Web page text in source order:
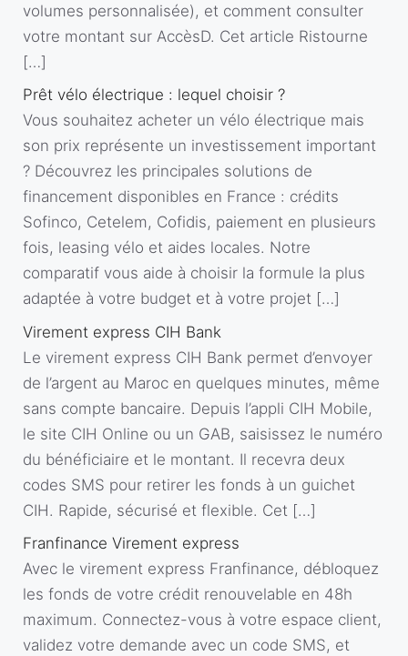
volumes personnalisée), et comment consulter
votre montant sur AccèsD. Cet article Ristourne
[…]
Prêt vélo électrique : lequel choisir ?
Vous souhaitez acheter un vélo électrique mais
son prix représente un investissement important
? Découvrez les principales solutions de
financement disponibles en France : crédits
Sofinco, Cetelem, Cofidis, paiement en plusieurs
fois, leasing vélo et aides locales. Notre
comparatif vous aide à choisir la formule la plus
adaptée à votre budget et à votre projet […]
Virement express CIH Bank
Le virement express CIH Bank permet d’envoyer
de l’argent au Maroc en quelques minutes, même
sans compte bancaire. Depuis l’appli CIH Mobile,
le site CIH Online ou un GAB, saisissez le numéro
du bénéficiaire et le montant. Il recevra deux
codes SMS pour retirer les fonds à un guichet
CIH. Rapide, sécurisé et flexible. Cet […]
Franfinance Virement express
Avec le virement express Franfinance, débloquez
les fonds de votre crédit renouvelable en 48h
maximum. Connectez-vous à votre espace client,
validez votre demande avec un code SMS, et